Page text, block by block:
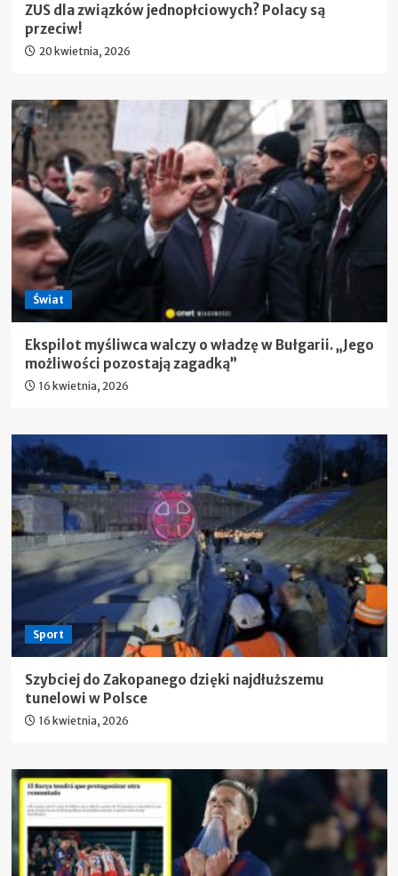
ZUS dla związków jednopłciowych? Polacy są
przeciw!
20 kwietnia, 2026
Świat
Ekspilot myśliwca walczy o władzę w Bułgarii. „Jego
możliwości pozostają zagadką”
16 kwietnia, 2026
Sport
Szybciej do Zakopanego dzięki najdłuższemu
tunelowi w Polsce
16 kwietnia, 2026